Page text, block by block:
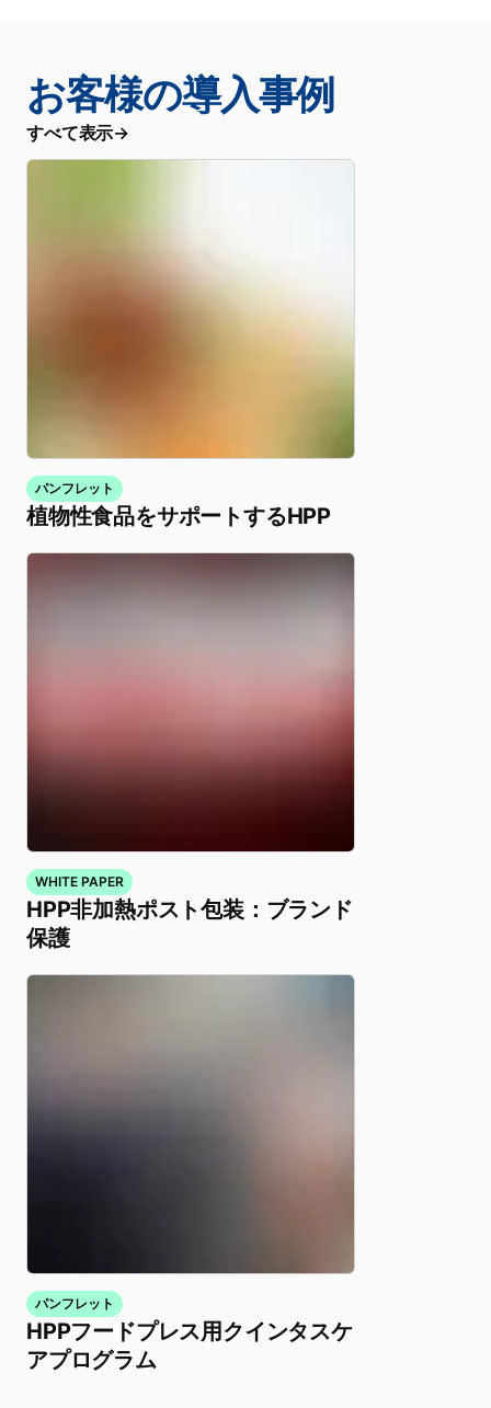
お客様の導入事例
すべて表示
パンフレット
植物性食品をサポートするHPP
WHITE PAPER
HPP非加熱ポスト包装：ブランド
保護
パンフレット
HPPフードプレス用クインタスケ
アプログラム